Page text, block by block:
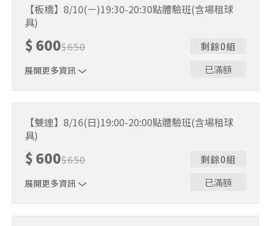
制。歡迎邀請親友一同報名參加，享受團體運動樂趣！ 如
人數未達開班門檻，或因天候不佳無法如期舉行，POA將視
情況安排延期或併班處理。 ⚠️ 報名完成後，如因天候因素
無法上課，僅提供課程延期選項，恕不退費，請參閱【報名
與課程異動規則】。報名後視為您已同意上述規則。
【板橋】8/10(ㄧ)19:30-20:30點體驗班(含場租球
具)
$ 600$650
展開更多資訊
剩餘0組
已滿額
制。歡迎邀請親友一同報名參加，享受團體運動樂趣！ 如
人數未達開班門檻，或因天候不佳無法如期舉行，POA將視
情況安排延期或併班處理。 ⚠️ 報名完成後，如因天候因素
無法上課，僅提供課程延期選項，恕不退費，請參閱【報名
與課程異動規則】。報名後視為您已同意上述規則。
【雙連】8/16(日)19:00-20:00點體驗班(含場租球
具)
$ 600$650
展開更多資訊
剩餘0組
已滿額